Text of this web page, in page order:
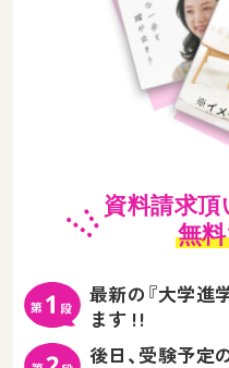
資料請求頂
無料
最新の『大学進
ます !!
後日、受験予定